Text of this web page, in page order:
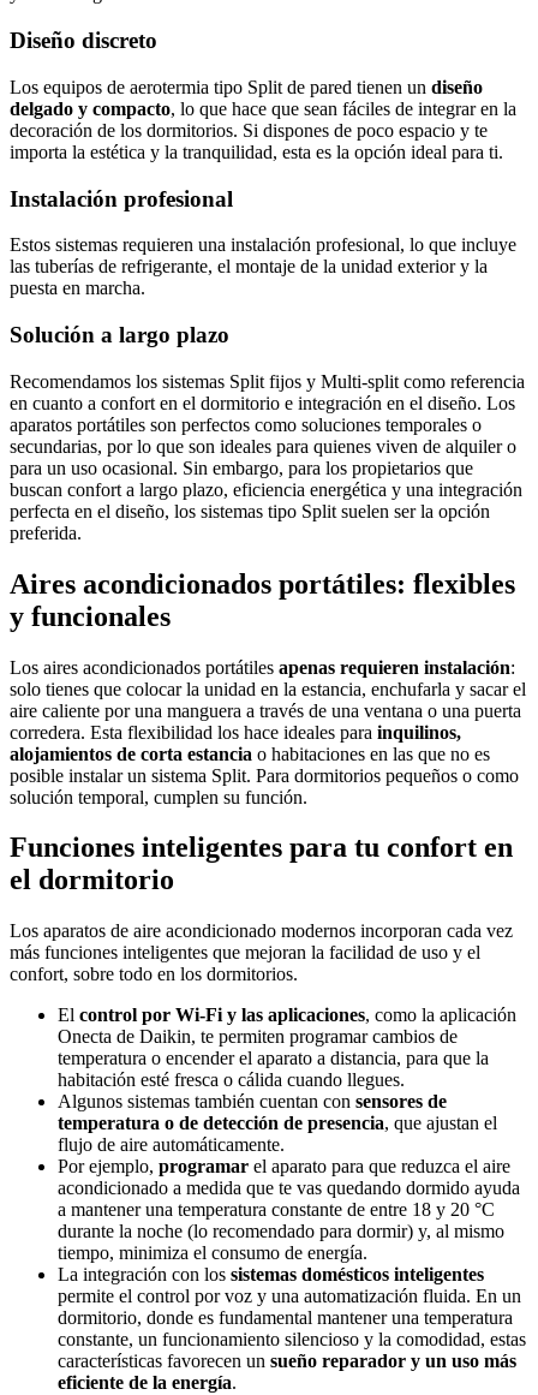
Diseño discreto
Los equipos de aerotermia tipo Split de pared tienen un diseño
delgado y compacto, lo que hace que sean fáciles de integrar en la
decoración de los dormitorios. Si dispones de poco espacio y te
importa la estética y la tranquilidad, esta es la opción ideal para ti.
Instalación profesional
Estos sistemas requieren una instalación profesional, lo que incluye
las tuberías de refrigerante, el montaje de la unidad exterior y la
puesta en marcha.
Solución a largo plazo
Recomendamos los sistemas Split fijos y Multi-split como referencia
en cuanto a confort en el dormitorio e integración en el diseño. Los
aparatos portátiles son perfectos como soluciones temporales o
secundarias, por lo que son ideales para quienes viven de alquiler o
para un uso ocasional. Sin embargo, para los propietarios que
buscan confort a largo plazo, eficiencia energética y una integración
perfecta en el diseño, los sistemas tipo Split suelen ser la opción
preferida.
Aires acondicionados portátiles: flexibles
y funcionales
Los aires acondicionados portátiles apenas requieren instalación:
solo tienes que colocar la unidad en la estancia, enchufarla y sacar el
aire caliente por una manguera a través de una ventana o una puerta
corredera. Esta flexibilidad los hace ideales para inquilinos,
alojamientos de corta estancia o habitaciones en las que no es
posible instalar un sistema Split. Para dormitorios pequeños o como
solución temporal, cumplen su función.
Funciones inteligentes para tu confort en
el dormitorio
Los aparatos de aire acondicionado modernos incorporan cada vez
más funciones inteligentes que mejoran la facilidad de uso y el
confort, sobre todo en los dormitorios.
El control por Wi-Fi y las aplicaciones, como la aplicación
Onecta de Daikin, te permiten programar cambios de
temperatura o encender el aparato a distancia, para que la
habitación esté fresca o cálida cuando llegues.
Algunos sistemas también cuentan con sensores de
temperatura o de detección de presencia, que ajustan el
flujo de aire automáticamente.
Por ejemplo, programar el aparato para que reduzca el aire
acondicionado a medida que te vas quedando dormido ayuda
a mantener una temperatura constante de entre 18 y 20 °C
durante la noche (lo recomendado para dormir) y, al mismo
tiempo, minimiza el consumo de energía.
La integración con los sistemas domésticos inteligentes
permite el control por voz y una automatización fluida. En un
dormitorio, donde es fundamental mantener una temperatura
constante, un funcionamiento silencioso y la comodidad, estas
características favorecen un sueño reparador y un uso más
eficiente de la energía.